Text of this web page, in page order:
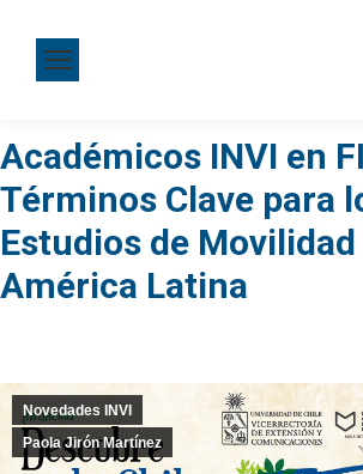
Académicos INVI en
Términos Clave para
Estudios de Movilidad
América Latina
Novedades INVI
Paola Jirón Martínez